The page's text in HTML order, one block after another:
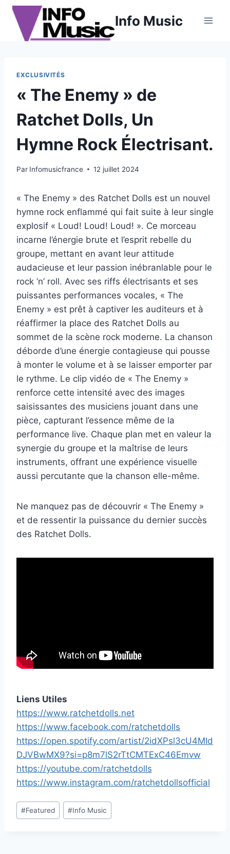
Aller
contenu
Info Music
EXCLUSIVITÉS
« The Enemy » de
Ratchet Dolls, Un
Hymne Rock Électrisant.
Par Infomusicfrance 12 juillet 2024
« The Enemy » des Ratchet Dolls est un nouvel
hymne rock enflammé qui fait suite à leur single
explosif « Loud! Loud! Loud! ». Ce morceau
incarne l’énergie brute et l’esprit rebelle du
groupe, mettant en avant leur attitude
audacieuse et leur passion inébranlable pour le
rock ‘n’ roll. Avec ses riffs électrisants et ses
puissantes performances vocales, « The
Enemy » est prêt à captiver les auditeurs et à
réaffirmer la place des Ratchet Dolls au
sommet de la scène rock moderne. La chanson
déborde d’une énergie contagieuse qui pousse
à monter le volume et à se laisser emporter par
le rythme. Le clip vidéo de « The Enemy »
renforce cette intensité avec des images
saisissantes des musiciens jouant dans une
pièce, capturant l’essence même de la
performance live. Chaque plan met en valeur la
synergie du groupe et la maîtrise de leurs
instruments, offrant une expérience visuelle
aussi percutante que la chanson elle-même.
Ne manquez pas de découvrir « The Enemy »
et de ressentir la puissance du dernier succès
des Ratchet Dolls.
Liens Utiles
https://www.ratchetdolls.net
https://www.facebook.com/ratchetdolls
https://open.spotify.com/artist/2idXPsl3cU4MId
DJVBwMX9?si=p8m7lS2rTtCMTExC46Emvw
https://youtube.com/ratchetdolls
https://www.instagram.com/ratchetdollsofficial
Étiquettes
de
#Featured #Info Music